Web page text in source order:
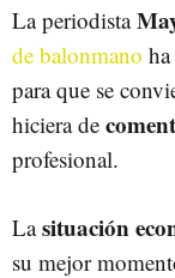
La periodista
de balonmano
para que se
hiciera de
profesional.
Lasituación
su mejor